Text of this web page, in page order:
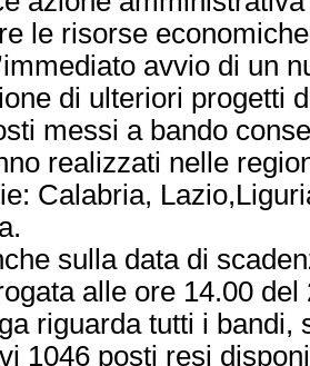
le risorse
avvio di un
di ulteriori progetti
messi a bando
realizzati nelle
Calabria,
sulla data di
alle ore 14.00 del
riguarda tutti i
1046 posti resi